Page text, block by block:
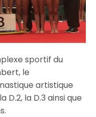
sportif du
le
artistique
D.2, la D.3 ainsi que